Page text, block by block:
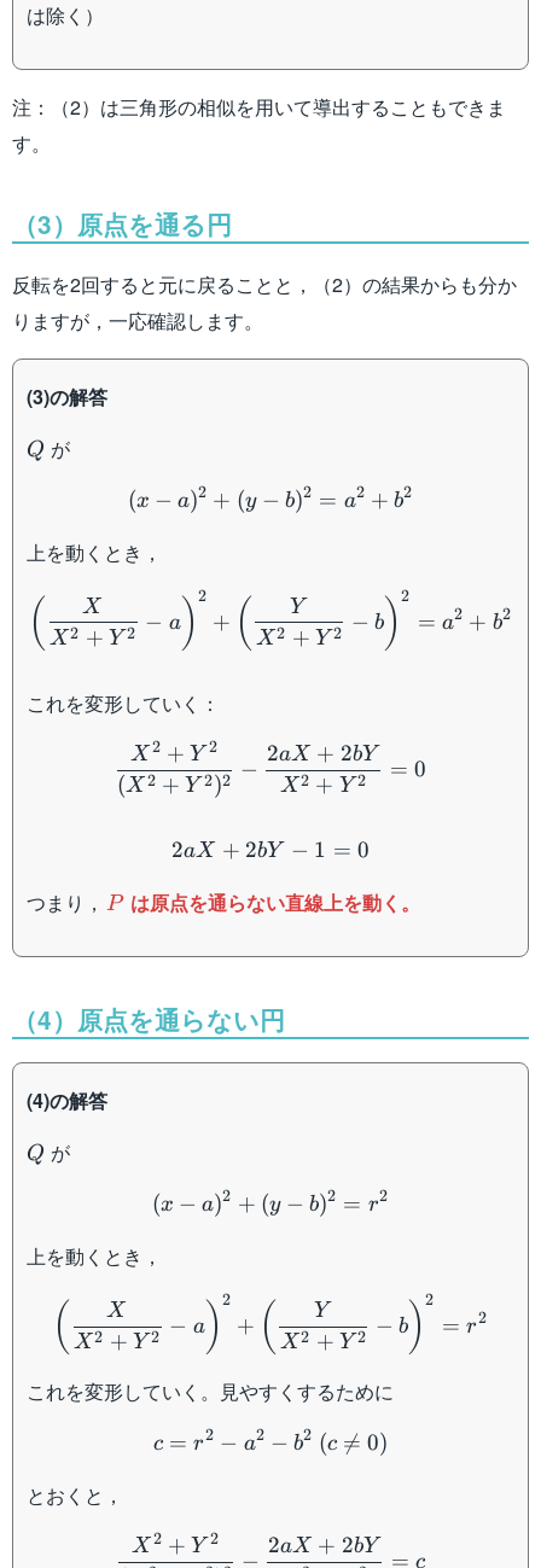
は除く）
注：（2）は三角形の相似を用いて導出することもできま
す。
（3）原点を通る円
反転を2回すると元に戻ることと，（2）の結果からも分か
りますが，一応確認します。
(3)の解答
Q
Q が
(x-a)^2+(y-
(x − a)2 + (y − b)2 = a2 + b2
上を動くとき，
( X2 + Y 2
X
− a) 2
+ ( X2 + Y 2
Y
− b ) 2
= a2 + b2
これを変形していく：
(X 2 + Y 2)2
X2 + Y 2
−
X2 + Y 2
2aX + 2bY
= 0
2aX + 2bY − 1 = 0
つまり， P
Pは原点を通らない直線上を動く。
（4）原点を通らない円
(4)の解答
Q
Q が
(x-a)^2+(y-b)^2=r^2
(x − a)2 + (y − b)2 = r2
上を動くとき，
( X2 + Y 2
X
− a) 2
+ ( X2 + Y 2
Y
− b ) 2
= r2
これを変形していく。見やすくするために
c=r^2-a^2-b^2\:(c\neq 0)
c = r2 − a2 − b2 (c 
= 0)
とおくと，
X2 + Y 2
−
2aX + 2bY
= c